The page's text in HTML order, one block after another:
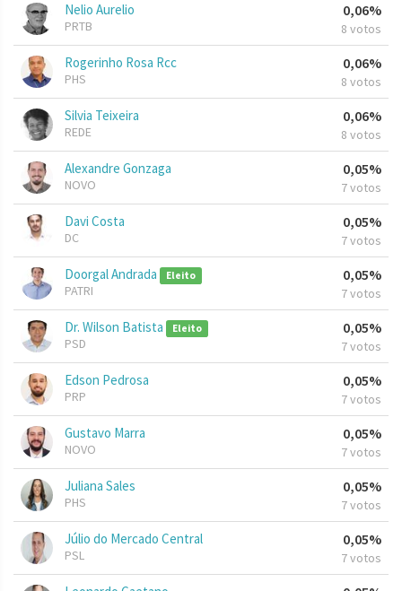
Nelio Aurelio
PRTB
0,06%
8 votos
Rogerinho Rosa Rcc
PHS
0,06%
8 votos
Silvia Teixeira
REDE
0,06%
8 votos
Alexandre Gonzaga
NOVO
0,05%
7 votos
Davi Costa
DC
0,05%
7 votos
Doorgal Andrada Eleito
PATRI
0,05%
7 votos
Dr. Wilson Batista Eleito
PSD
0,05%
7 votos
Edson Pedrosa
PRP
0,05%
7 votos
Gustavo Marra
NOVO
0,05%
7 votos
Juliana Sales
PHS
0,05%
7 votos
Júlio do Mercado Central
PSL
0,05%
7 votos